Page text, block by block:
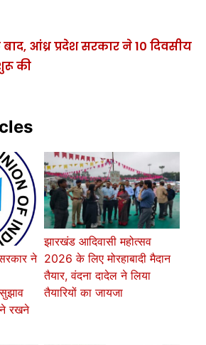
आंध्र प्रदेश सरकार ने 10 दिवसीय
की
ने
रखने
झारखंड आदिवासी महोत्सव
2026 के लिए मोरहाबादी मैदान
तैयार, वंदना दादेल ने लिया
तैयारियों का जायजा